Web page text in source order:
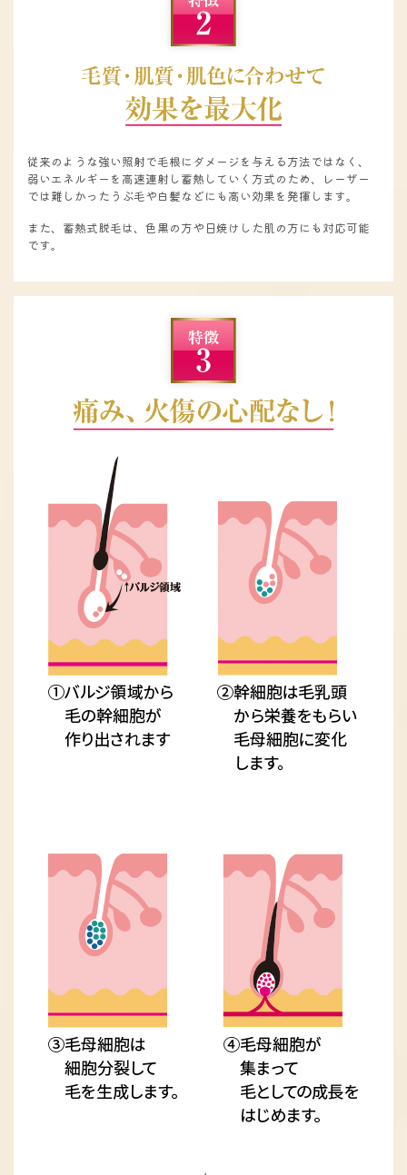
従来のような強い照射で毛根にダメージを与える方法ではなく、
弱いエネルギーを高速連射し蓄熱していく方式のため、レーザー
では難しかったうぶ毛や白髪などにも高い効果を発揮します。
また、蓄熱式脱毛は、色黒の方や日焼けした肌の方にも対応可能
です。